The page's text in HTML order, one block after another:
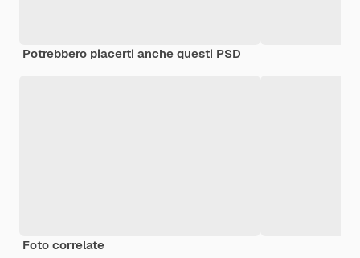
Potrebbero piacerti anche questi PSD
Foto correlate